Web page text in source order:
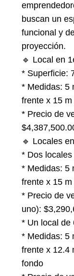
buscan un
funcional y
proyección.
🔹 Local en
* Superficie:
* Medidas: 5
frente x 15
* Precio de
🔹 Locales
* Dos locales
* Medidas: 5
frente x 15
* Precio de
uno):
* Un local de
* Medidas: 5
frente x 12.4
fondo